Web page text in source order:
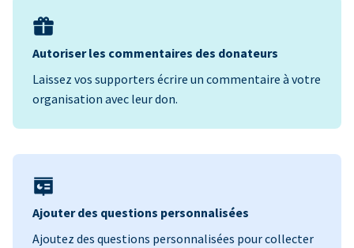
Autoriser les commentaires des donateurs
Laissez vos supporters écrire un commentaire à votre
organisation avec leur don.
Ajouter des questions personnalisées
Ajoutez des questions personnalisées pour collecter